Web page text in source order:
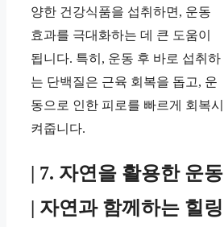
양한 건강식품을 섭취하면, 운동
효과를 극대화하는 데 큰 도움이
됩니다. 특히, 운동 후 바로 섭취하
는 단백질은 근육 회복을 돕고, 운
동으로 인한 피로를 빠르게 회복시
켜줍니다.
| 7. 자연을 활용한 운동
| 자연과 함께하는 힐링